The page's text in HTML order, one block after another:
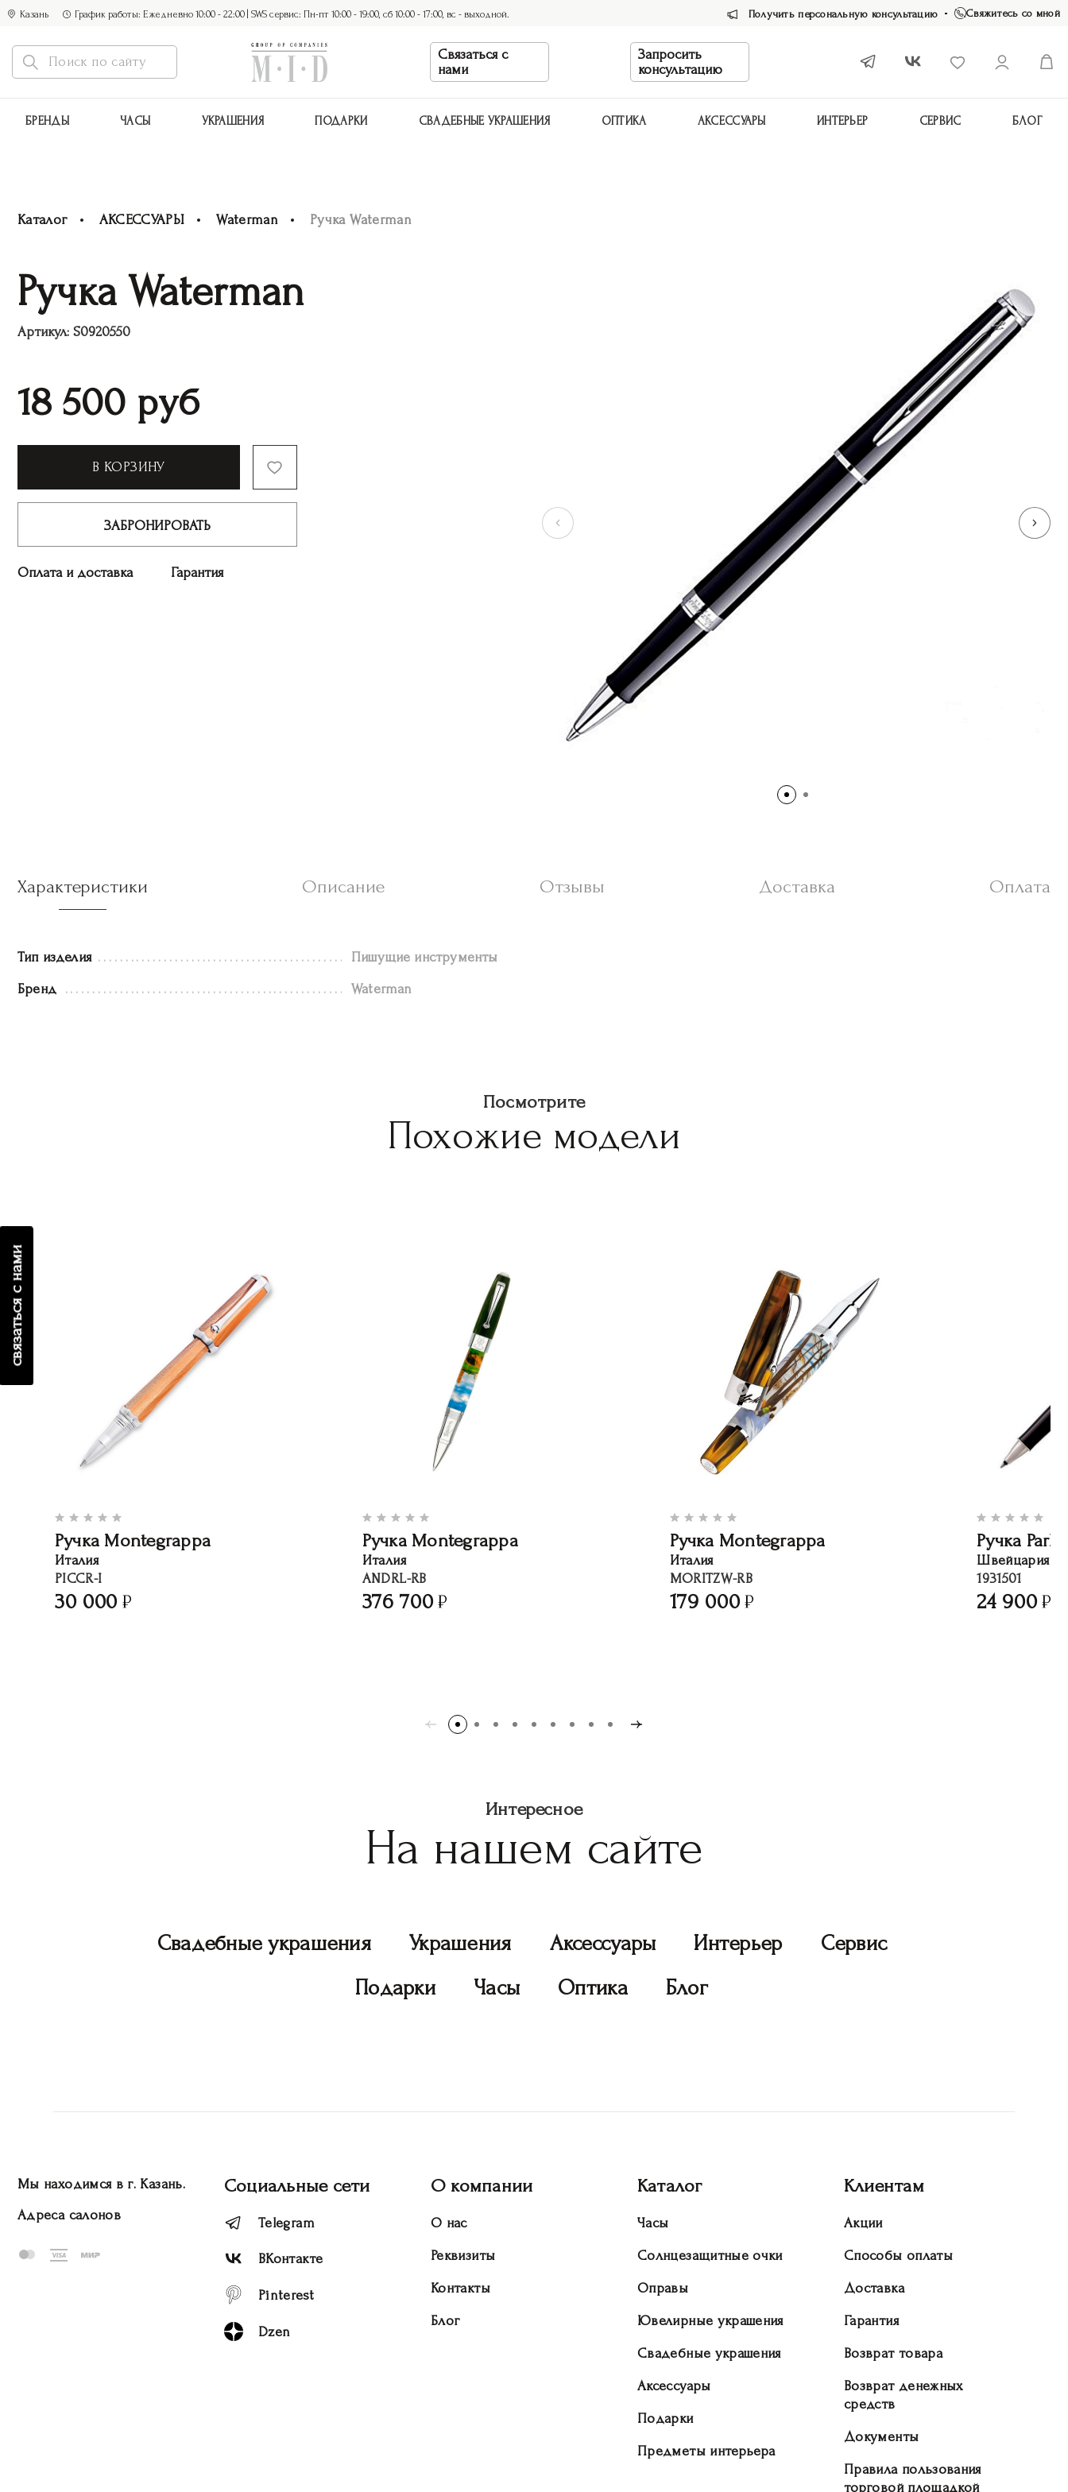
Казань График работы: Ежедневно 10:00 - 22:00 | SWS сервис: Пн-пт 10:00 - 19:00, сб 10:00 - 17:00, вс - выходной. Получить персональную консультацию Свяжитесь со мной
Связаться с
нами
Запросить
консультацию
БРЕНДЫ ЧАСЫ УКРАШЕНИЯ ПОДАРКИ СВАДЕБНЫЕ УКРАШЕНИЯ ОПТИКА АКСЕССУАРЫ ИНТЕРЬЕР СЕРВИС БЛОГ
связаться с нами
Каталог АКСЕССУАРЫ Waterman Ручка Waterman
Ручка Waterman
Артикул: S0920550
18 500 руб
В КОРЗИНУ
ЗАБРОНИРОВАТЬ
Оплата и доставка Гарантия
Характеристики Описание Отзывы Доставка Оплата
Тип изделия Пишущие инструменты
Бренд Waterman
Посмотрите
Похожие модели
Ручка Montegrappa
Италия
PICCR-I
30 000
Ручка Montegrappa
Италия
ANDRL-RB
376 700
Ручка Montegrappa
Италия
MORITZW-RB
179 000
Ручка
Швейцария
1931501
24 900
Интересное
На нашем сайте
Свадебные украшения Украшения Аксессуары Интерьер
Сервис
Подарки
Часы Оптика Блог
Мы находимся в г. Казань.
Адреса салонов
Социальные сети
Telegram
ВКонтакте
Pinterest
Dzen
О компании
О нас
Реквизиты
Контакты
Блог
Каталог
Часы
Солнцезащитные очки
Оправы
Ювелирные украшения
Свадебные украшения
Аксессуары
Подарки
Предметы интерьера
Клиентам
Акции
Способы оплаты
Доставка
Гарантия
Возврат товара
Возврат денежных
средств
Документы
Правила пользования
торговой площадкой